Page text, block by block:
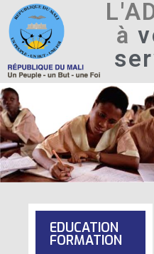
à
EDUCATION
FORMATION